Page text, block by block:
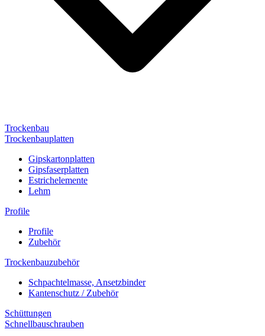
Trockenbau
Trockenbauplatten
Gipskartonplatten
Gipsfaserplatten
Estrichelemente
Lehm
Profile
Profile
Zubehör
Trockenbauzubehör
Schpachtelmasse, Ansetzbinder
Kantenschutz / Zubehör
Schüttungen
Schnellbauschrauben